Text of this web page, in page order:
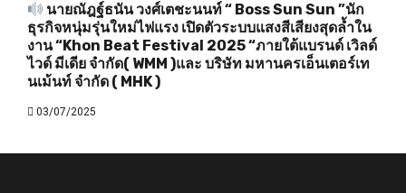
นายณัฎฐ์ธนัน วงศ์เตชะนนท์ “ Boss Sun Sun ”นัก
ธุรกิจหนุ่มรุ่นใหม่ไฟแรง เปิดตัวระบบแสงสีเสียงสุดล้ำใน
งาน “Khon Beat Festival 2025 “ภายใต้แบรนด์ เวิลด์
ไวด์ มีเดีย จำกัด( WMM )และ บริษัท มหานครเอ็นเตอร์เท
นเม้นท์ จำกัด ( MHK )
03/07/2025